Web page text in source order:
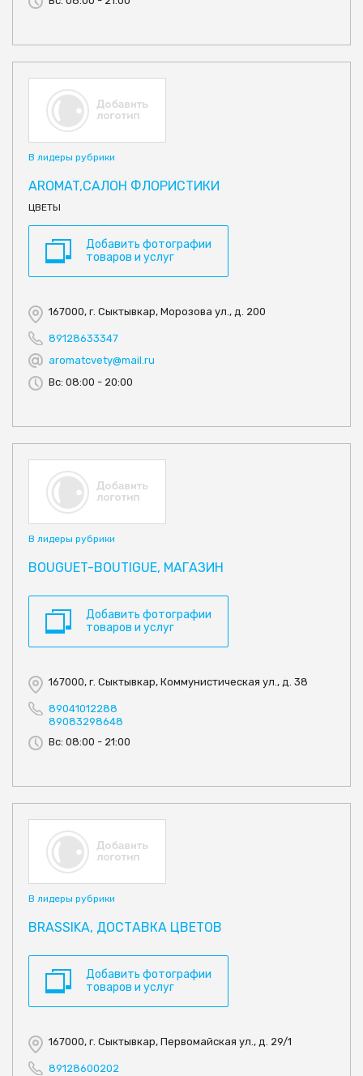
В лидеры рубрики
AROMAT,САЛОН ФЛОРИСТИКИ
ЦВЕТЫ
Добавить фотографии
товаров и услуг
167000, г. Сыктывкар, Морозова ул., д. 200
89128633347
aromatcvety@mail.ru
Вс: 08:00 - 20:00
В лидеры рубрики
BOUGUET-BOUTIGUE, МАГАЗИН
Добавить фотографии
товаров и услуг
167000, г. Сыктывкар, Коммунистическая ул., д. 38
89041012288
89083298648
Вс: 08:00 - 21:00
В лидеры рубрики
BRASSIKA, ДОСТАВКА ЦВЕТОВ
Добавить фотографии
товаров и услуг
167000, г. Сыктывкар, Первомайская ул., д. 29/1
89128600202